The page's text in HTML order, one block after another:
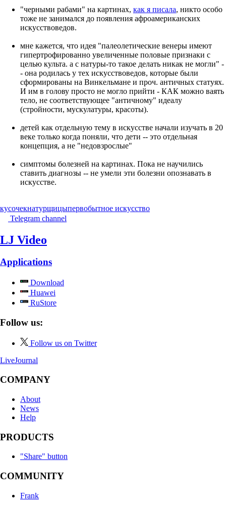
"черными рабами" на картинах, как я писала, никто особо
тоже не занимался до появления афроамериканских
искусствоведов.
мне кажется, что идея "палеолетические венеры имеют
гипертрофированно увеличенные половые признаки с
целью культа. а с натуры-то такое делать никак не могли" -
- она родилась у тех искусствоведов, которые были
сформированы на Винкельмане и проч. античных статуях.
И им в голову просто не могло прийти - КАК можно ваять
тело, не соответствующее "античному" идеалу
(стройности, мускулатуры, красоты).
детей как отдельную тему в искусстве начали изучать в 20
веке только когда поняли, что дети -- это отдельная
концепция, а не "недовзрослые"
симптомы болезней на картинах. Пока не научились
ставить диагнозы -- не умели эти болезни опознавать в
искусстве.
кусочекнатурщицыпервобытное искусство
Telegram channel
LJ Video
Applications
Download
Huawei
RuStore
Follow us:
Follow us on Twitter
LiveJournal
COMPANY
About
News
Help
PRODUCTS
"Share" button
COMMUNITY
Frank